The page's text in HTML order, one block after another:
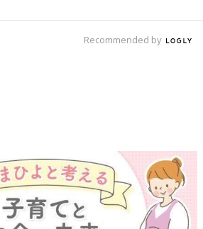
Recommended by
も】妊婦の感染症対策、知っておいて！